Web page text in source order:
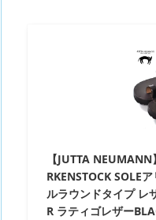
【JUTTA
RKENSTOCK SOLE
ルラウンドタイプ レ
R ラティゴレザー